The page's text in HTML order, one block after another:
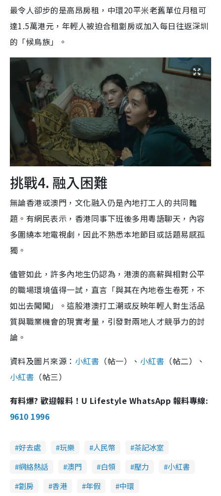
最令人卻步的是高昂房租，中環20平米老舊單位月租可
達1.5萬港元，年輕人被迫合租劏房或加入每日往返深圳
的「候鳥族」。
挑戰4. 融入困難
無論香港或澳門，文化融入仍是內地打工人的共同難
題。有網民表示，香港同事下班後多用粵語聊天，內容
多圍繞本地電視劇，因此不熟悉本地節目或話題易感孤
獨。
儘管如此，許多內地生仍認為，港澳的高薪與相對公平
的職場環境值得一試，直言「與其在內地卷生卷死，不
如出去闖闖」。這股港澳打工潮或反映年輕人對生活品
質與職業機會的現實考量，引發對兩地人才競爭力的討
論。
資料及圖片來源： 小紅書 （帖一）、 小紅書 （帖二）、
小紅書 （帖三）
有料爆? 歡迎報料！U Lifestyle WhatsApp 報料專線:
9610 1996
好去處 玩樂 人民幣
茶記冰室
網絡熱話
澳門 白領 壓力
小紅書
劏房
香港 年假 中環